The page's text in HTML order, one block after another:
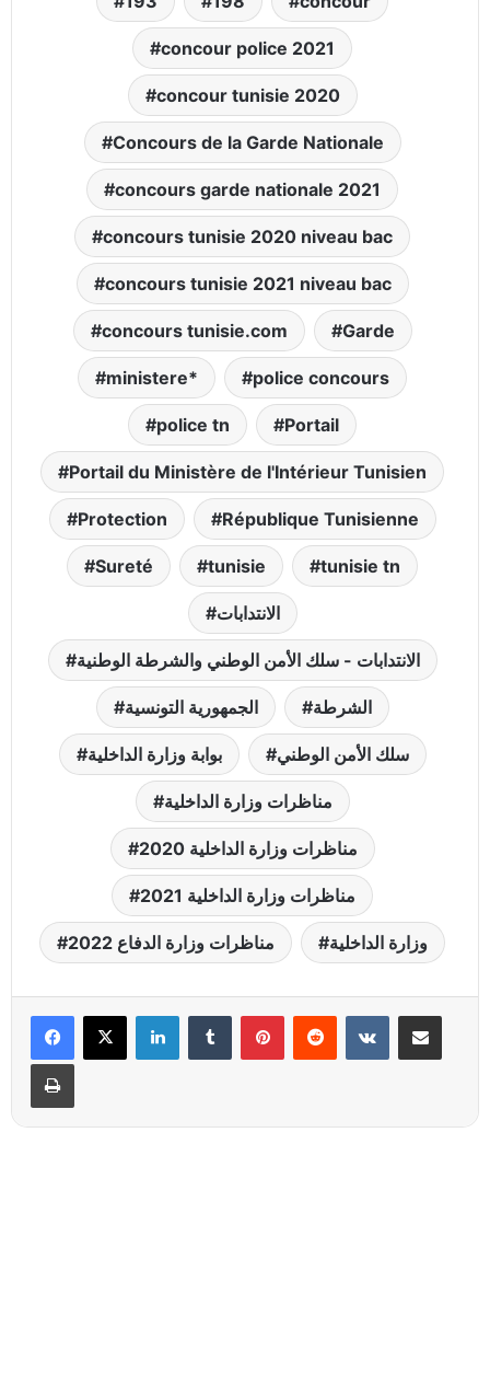
concour police 2021
concour tunisie 2020
Concours de la Garde Nationale
concours garde nationale 2021
concours tunisie 2020 niveau bac
concours tunisie 2021 niveau bac
concours tunisie.com Garde
ministere* police concours
police tn Portail
Portail du Ministère de l'Intérieur Tunisien
Protection République Tunisienne
Sureté tunisie tunisie tn
الانتدابات
الانتدابات - سلك الأمن الوطني والشرطة الوطنية
الجمهورية التونسية الشرطة
بوابة وزارة الداخلية سلك الأمن الوطني
مناظرات وزارة الداخلية
مناظرات وزارة الداخلية 2020
مناظرات وزارة الداخلية 2021
مناظرات وزارة الدفاع 2022 وزارة الداخلية
LinkedinTumblr PinterestReddit VKontaktePartager par email
Imprimer